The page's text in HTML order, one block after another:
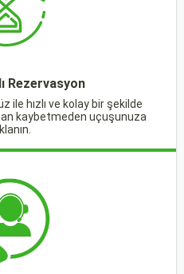
Rezervasyon
ile hızlı ve kolay bir şekilde
kaybetmeden uçuşunuza